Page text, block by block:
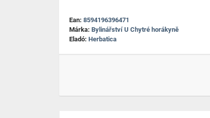
Ean: 8594196396471
Márka: Bylinářství U Chytré horákyně
Eladó: Herbatica